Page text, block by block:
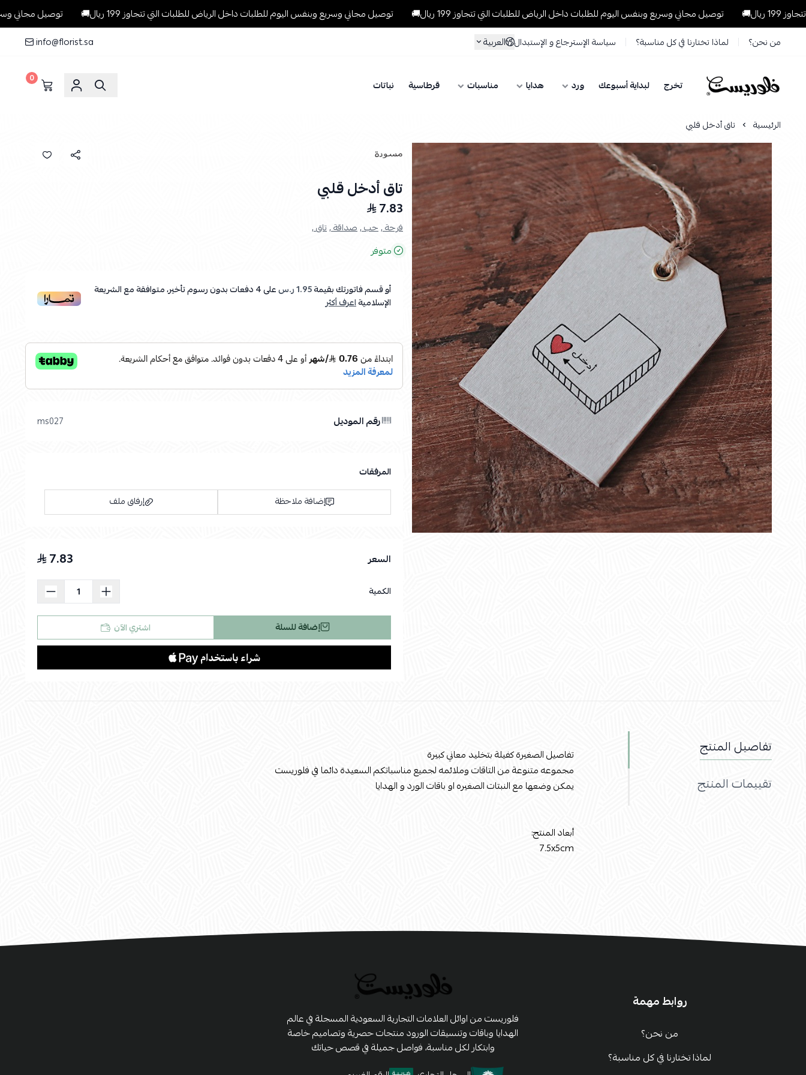
توصيل مجاني وسريع وبنفس اليوم للطلبات داخل الرياض للطلبات التي تتجاوز 199 ريال🚚 توصيل مجاني وسريع وبنفس اليوم للطلبات داخل الرياض للطلبات التي تتجاوز 199 ريال🚚 توصيل مجاني وسريع وبنفس
من نحن؟ لماذا تختارنا في كل مناسبة؟ سياسة الإسترجاع و الإستبدال العربية info@florist.sa
فلوريست Florist تخرج لبداية أسبوعك ورد هدايا مناسبات قرطاسية نباتات 0
الرئيسية تاق أدخل قلبي
تاق أدخل قلبي
7.83
فرحة ,حب ,صداقة ,تاق ,
متوفر
أو قسم فاتورتك بقيمة1.95 ر.س على4دفعات بدون رسوم تأخير، متوافقة مع الشريعة
الإسلاميةاعرف أكثر
رقم الموديل ms027
المرفقات
إضافة ملاحظة
إرفاق ملف
السعر 7.83
الكمية
إضافة للسلة اشتري الآن
تفاصيل المنتج
تقييمات المنتج
تفاصيل الصغيرة كفيلة بتخليد معاني كبيرة
مجموعه متنوعة من التاقات وملائمه لجميع مناسباتكم السعيدة دائما في فلوريست
يمكن وضعها مع النبتات الصغيره او باقات الورد و الهدايا
أبعاد المنتج:
7.5x5cm
روابط مهمة
من نحن؟
لماذا تختارنا في كل مناسبة؟
فلوريست من اوائل العلامات التجارية السعودية المسجلة في عالم
الهدايا وباقات وتنسيقات الورود منتجات حصرية وتصاميم خاصة
وابتكار لكل مناسبة، فواصل جميلة في قصص حياتك